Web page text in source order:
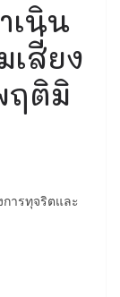
เนิน
เสี่ยง
ฤติมิ
การทุจริตและ